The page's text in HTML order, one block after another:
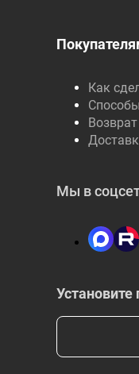
Как
Мы в